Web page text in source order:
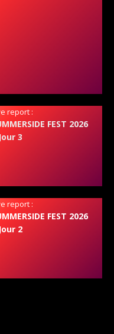
report :
FEST 2026
3
report :
FEST 2026
2